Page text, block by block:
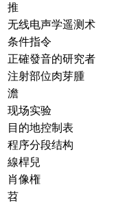
推
无线电声学遥测术
条件指令
正確發音的研究者
注射部位肉芽腫
澹
现场实验
目的地控制表
程序分段结构
線桿兒
肖像権
苕